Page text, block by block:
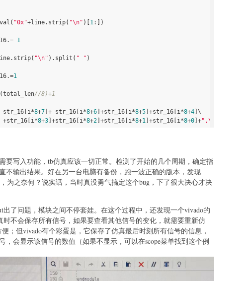
"0x"+line.strip( "\n" )[1:])
= 1
"\n" ).split( " " )
=1
(total_len//8)+1
str_16[i*8+7]+ str_16[i*8+6]+str_16[i*8+5]+str_16[i*8+4]\
+str_16[i*
8+3]+str_16[i*8+2]+str_16[i*8+1]+str_16[i*8+0]+",\n"
要写入功能，tb仿真应该一切正常。检测了开始的几个周期，确定指
不输出结果。好在另一台电脑有备份，跑一波正确的版本，发现
为之奈何？说实话，当时真没勇气搞定这个bug，下了很大决心才决
出了问题，模块之间不停套娃。在这个过程中，还发现一个vivado的
时不会保存所有信号，如果要查看其他信号的变化，就需要重新仿
；但vivado有个彩蛋是，它保存了仿真最后时刻所有信号的信息，
，会显示该信号的数值（如果不显示，可以在scope菜单找到这个例